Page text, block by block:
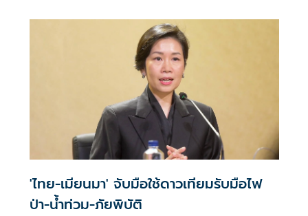
'ไทย-เมียนมา' จับมือใช้ดาวเทียมรับมือไฟ
ป่า-น้ำท่วม-ภัยพิบัติ